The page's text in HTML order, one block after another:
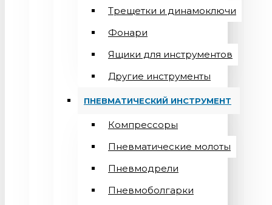
Трещетки и динамоключи
Фонари
Ящики для инструментов
Другие инструменты
ПНЕВМАТИЧЕСКИЙ ИНСТРУМЕНТ
Компрессоры
Пневматические молоты
Пневмодрели
Пневмоболгарки